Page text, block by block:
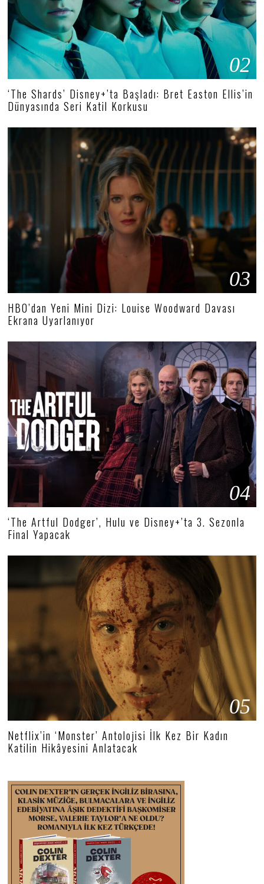
02
‘The Shards’ Disney+’ta Başladı: Bret Easton Ellis’in
Dünyasında Seri Katil Korkusu
03
HBO’dan Yeni Mini Dizi: Louise Woodward Davası
Ekrana Uyarlanıyor
04
‘The Artful Dodger’, Hulu ve Disney+’ta 3. Sezonla
Final Yapacak
05
Netflix’in ‘Monster’ Antolojisi İlk Kez Bir Kadın
Katilin Hikâyesini Anlatacak